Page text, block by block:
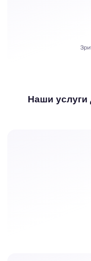
Наши услуги